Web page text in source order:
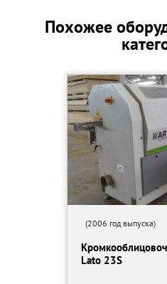
Ref.032421
Страна производства Италия
Местонахождение (Регион)
Длина- 3700мм
Вес- 1100кг.
Толщина плиты- мин. 8мм, макс.
Выступ плиты за гусеницу- 22,5мм
Стандартная скорость подачи- 8
Мощность двигателя подачи- 1,8
Минимальная рабочая ширина-
Минимальная длина плиты-
Минимальная ширина кромки в
Максимальная толщина реек-
Высота кромки- толщина плиты +
Похожее
(2006 год выпуска)
Lato 23S